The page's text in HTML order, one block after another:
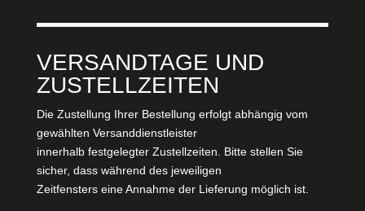
VERSANDTAGE UND
ZUSTELLZEITEN
Die Zustellung Ihrer Bestellung erfolgt abhängig vom
gewählten Versanddienstleister
innerhalb festgelegter Zustellzeiten. Bitte stellen Sie
sicher, dass während des jeweiligen
Zeitfensters eine Annahme der Lieferung möglich ist.